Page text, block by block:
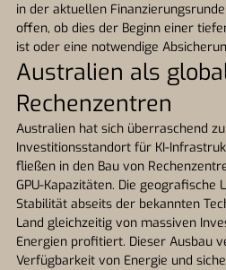
in der aktuellen
offen, ob dies der Beginn einer
ist oder eine notwendige
Australien als
Rechenzentren
Australien hat sich überraschend
Investitionsstandort für KI-
fließen in den Bau von
GPU-Kapazitäten. Die geografische
Stabilität abseits der bekannten
Land gleichzeitig von massiven
Energien profitiert. Dieser Ausbau
Verfügbarkeit von Energie und